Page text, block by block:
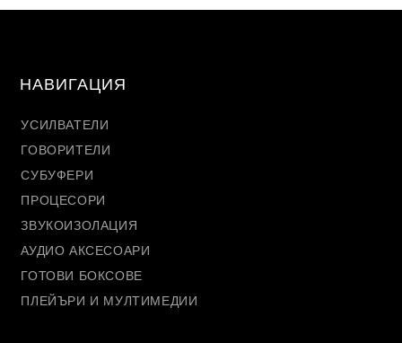
НАВИГАЦИЯ
УСИЛВАТЕЛИ
ГОВОРИТЕЛИ
СУБУФЕРИ
ПРОЦЕСОРИ
ЗВУКОИЗОЛАЦИЯ
АУДИО АКСЕСОАРИ
ГОТОВИ БОКСОВЕ
ПЛЕЙЪРИ И МУЛТИМЕДИИ